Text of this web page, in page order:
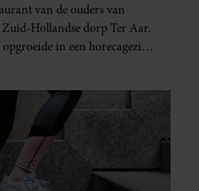
van de ouders van
Hollandse dorp Ter Aar.
in een horecagezin